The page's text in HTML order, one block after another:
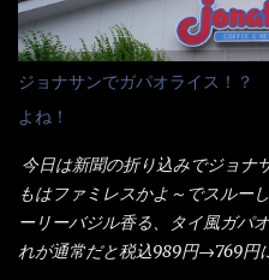
イのHPを見ると・・・（引用）
ム製法で仕上げた、生めんに近
の旨味に数種類の唐辛子、ニン
れた醤油ベースのスープです。
することに風味と辛さを引き立
全体に馴染ませるために、箸で
ないかぁ～ モヤシが黒豆モヤ
りづらい！（緑豆モヤシだと太
だよ） それに細ストレート麺
韮の緑と卵の黄色も相まって・・
た・・・チーズに焦げ目が付い
ことをオススメします。（取り
ろう） 早速タバスコを振りかけ
いよ！ 久しぶりだな～ホワイ
感・・・懐かしい～ 今回ダイソ
みたら、これが凄くうまくすく
当たりだね） 今回新作のグラタ
味しさとダイソーのカレースプ
度認識できました。
ジョナサンでガパオライス！？
よね！
今日は新聞の折り込みでジョナ
もはファミレスかよ～でスルー
ーリーバジル香る、タイ風ガパ
れが通常だと税込989円→769